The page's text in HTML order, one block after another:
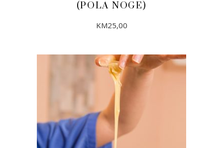
(POLA NOGE)
KM25,00
DODAJ U KORPU